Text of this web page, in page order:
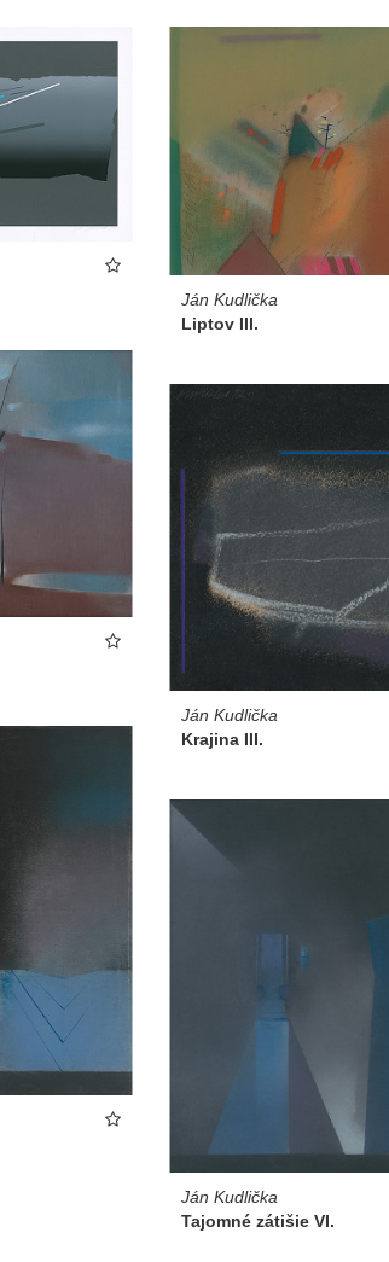
Ján Kudlička
Liptov III.
Ján Kudlička
Krajina III.
Ján Kudlička
Tajomné zátišie VI.